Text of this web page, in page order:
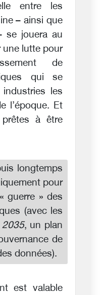
entre les
– ainsi que
se jouera au
une lutte pour
de
qui se
les
l’époque. Et
à être
longtemps
pour
guerre » des
(avec les
, un plan
de
données).
est valable